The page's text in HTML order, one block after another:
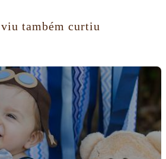
também curtiu